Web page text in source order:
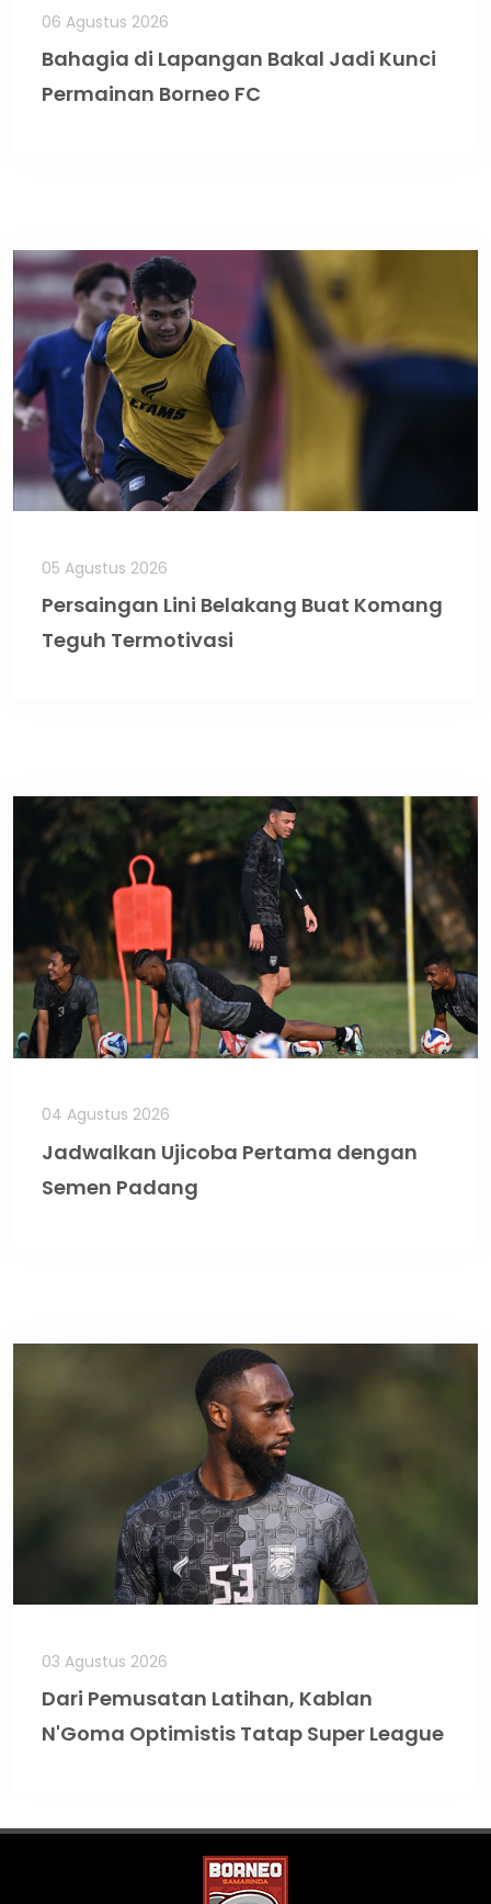
06 Agustus 2026
Bahagia di Lapangan Bakal Jadi Kunci
Permainan Borneo FC
05 Agustus 2026
Persaingan Lini Belakang Buat Komang
Teguh Termotivasi
04 Agustus 2026
Jadwalkan Ujicoba Pertama dengan
Semen Padang
03 Agustus 2026
Dari Pemusatan Latihan, Kablan
N'Goma Optimistis Tatap Super League